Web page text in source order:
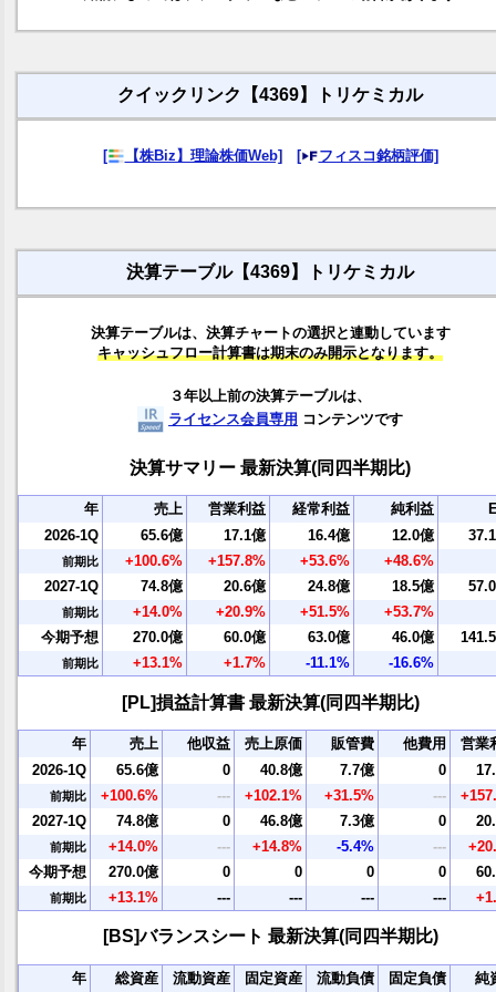
クイックリンク【4369】トリケミカル
[ 【株Biz】理論株価Web] [ フィスコ銘柄評価]
決算テーブル【4369】トリケミカル
決算テーブルは、決算チャートの選択と連動しています
キャッシュフロー計算書は期末のみ開示となります。
３年以上前の決算テーブルは、
ライセンス会員専用 コンテンツです
決算サマリー 最新決算(同四半期比)
年 売上 営業利益 経常利益 純利益
2026-1Q
65.6億 17.1億 16.4億 12.0億
前期比 +100.6% +157.8% +53.6%
+48.6%
2027-1Q
74.8億 20.6億 24.8億 18.5億
前期比 +14.0% +20.9% +51.5%
+53.7%
今期予想
270.0億 60.0億 63.0億 46.0億
前期比 +13.1% +1.7% -11.1% -16.6%
[PL]損益計算書 最新決算(同四半期比)
年 売上 他収益 売上原価 販管費 他費用
営業
2026-1Q
65.6億 0 40.8億 7.7億 0
前期比 +100.6% --- +102.1% +31.5% ---
2027-1Q
74.8億 0 46.8億 7.3億 0
前期比 +14.0% --- +14.8% -5.4% ---
今期予想
270.0億 0 0 0 0
前期比 +13.1% --- --- --- ---
[BS]バランスシート 最新決算(同四半期比)
年 総資産 流動資産 固定資産 流動負債 固定負債 純